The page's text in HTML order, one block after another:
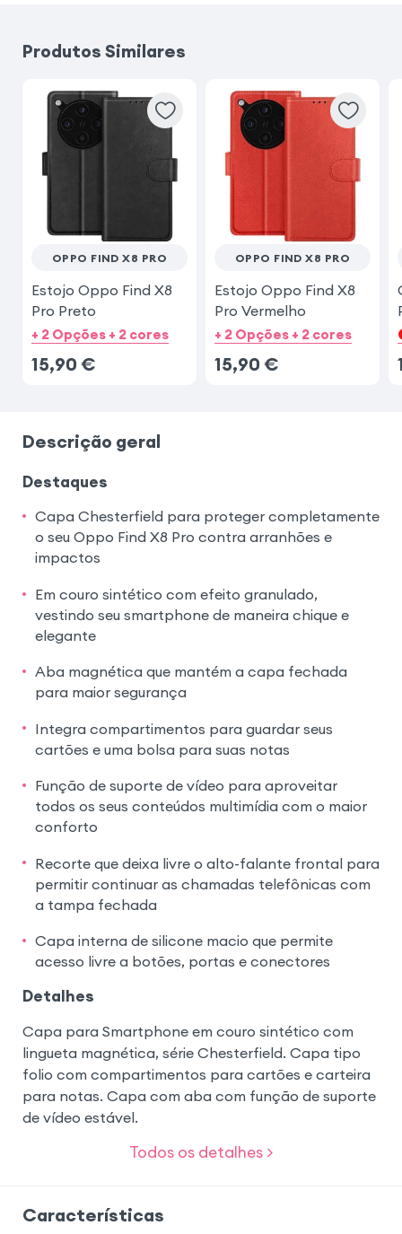
Xiaomi Redmi Note 15 Pro 5G
Xiaomi Redmi Note 15
Samsung Galaxy A54 5G
Samsung Galaxy A17
Produtos Similares
OPPO FIND X8 PRO
Estojo Oppo Find X8
Pro Preto
+ 2 Opções + 2 cores
15,90 €
OPPO FIND X8 PRO
Estojo Oppo Find X8
Pro Vermelho
+ 2 Opções + 2 cores
15,90 €
Descrição geral
Destaques
Capa Chesterfield para proteger completamente
o seu Oppo Find X8 Pro contra arranhões e
impactos
Em couro sintético com efeito granulado,
vestindo seu smartphone de maneira chique e
elegante
Aba magnética que mantém a capa fechada
para maior segurança
Integra compartimentos para guardar seus
cartões e uma bolsa para suas notas
Função de suporte de vídeo para aproveitar
todos os seus conteúdos multimídia com o maior
conforto
Recorte que deixa livre o alto-falante frontal para
permitir continuar as chamadas telefônicas com
a tampa fechada
Capa interna de silicone macio que permite
acesso livre a botões, portas e conectores
Detalhes
Capa para Smartphone em couro sintético com
lingueta magnética, série Chesterfield. Capa tipo
folio com compartimentos para cartões e carteira
para notas. Capa com aba com função de suporte
de vídeo estável.
Todos os detalhes >
Características